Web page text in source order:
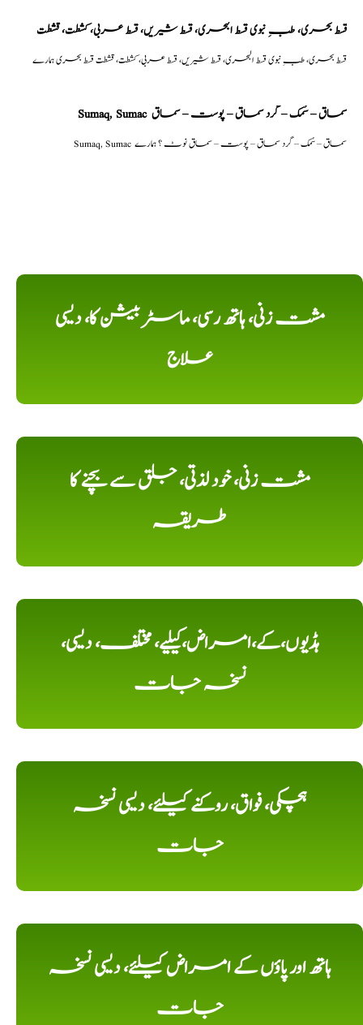
قسط بحری، طبِ نبوی قسط البحری، قسط شیریں، قسط عربی، كشطت، قشطت
قسط بحری، طبِ نبوی قسط البحری، قسط شیریں، قسط عربی، كشطت، قشطت قسط بحری ہمارے
Sumaq, Sumac سماق – سُمک – گرد سماق – پوست – سماق
Sumaq, Sumac سماق – سُمک – گرد سماق – پوست – سماق نوٹ ؟ ہمارے
مشت زنی، ہاتھ رسی، ماسٹر بیشن کا، دیسی
علاج
مشت زنی، خود لذتی، جلق سے بچنے کا
طریقہ
ہڈیوں،کے،امراض،کیلیے، مختلف، دیسی،
نسخہ جات
ہچکی، فواق، روکنے کیلئے، دیسی نسخہ
جات
ہاتھ اور پاؤں کے امراض کیلئے، دیسی نسخہ
جات